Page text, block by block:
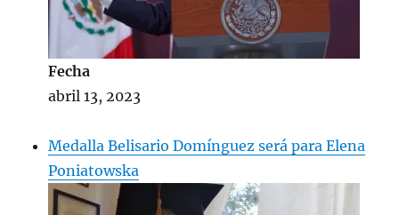
Fecha
abril 13, 2023
Medalla Belisario Domínguez será para Elena
Poniatowska